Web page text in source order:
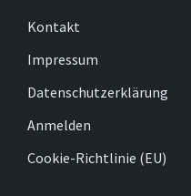
Kontakt
Impressum
Datenschutzerklärung
Anmelden
Cookie-Richtlinie (EU)